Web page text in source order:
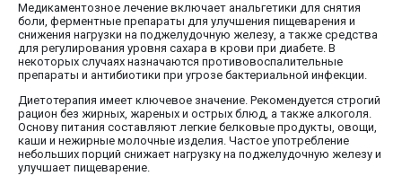
Медикаментозное лечение включает анальгетики для снятия
боли, ферментные препараты для улучшения пищеварения и
снижения нагрузки на поджелудочную железу, а также средства
для регулирования уровня сахара в крови при диабете. В
некоторых случаях назначаются противовоспалительные
препараты и антибиотики при угрозе бактериальной инфекции.
Диетотерапия имеет ключевое значение. Рекомендуется строгий
рацион без жирных, жареных и острых блюд, а также алкоголя.
Основу питания составляют легкие белковые продукты, овощи,
каши и нежирные молочные изделия. Частое употребление
небольших порций снижает нагрузку на поджелудочную железу и
улучшает пищеварение.